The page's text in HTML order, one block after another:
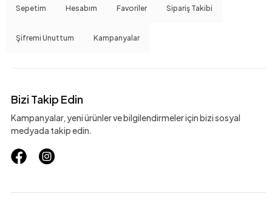
Sepetim Hesabım Favoriler Sipariş Takibi
Şifremi Unuttum Kampanyalar
Bizi Takip Edin
Kampanyalar, yeni ürünler ve bilgilendirmeler için bizi sosyal
medyada takip edin.